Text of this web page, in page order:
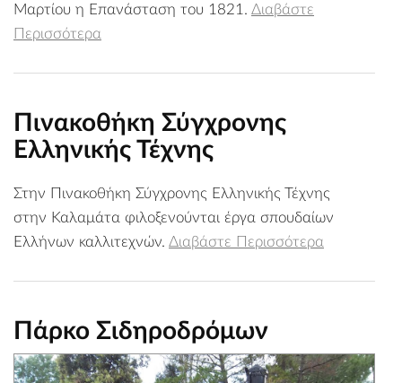
Μαρτίου η Επανάσταση του 1821. Διαβάστε
Περισσότερα
Πινακοθήκη Σύγχρονης
Ελληνικής Τέχνης
Στην Πινακοθήκη Σύγχρονης Ελληνικής Τέχνης
στην Καλαμάτα φιλοξενούνται έργα σπουδαίων
Ελλήνων καλλιτεχνών. Διαβάστε Περισσότερα
Πάρκο Σιδηροδρόμων